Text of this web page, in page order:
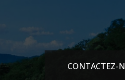
CONTACTEZ-